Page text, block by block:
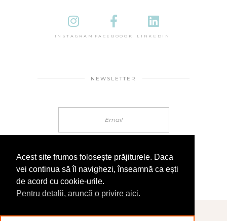
INSTAGRAM FACEBOOOK LINKEDIN
NEWSLETTER
© 2025 În Sandale
Acest site frumos folosește prăjiturele. Daca
vei continua să îl navighezi, înseamnă ca ești
de acord cu cookie-urile.
Pentru detalii, aruncă o privire aici.